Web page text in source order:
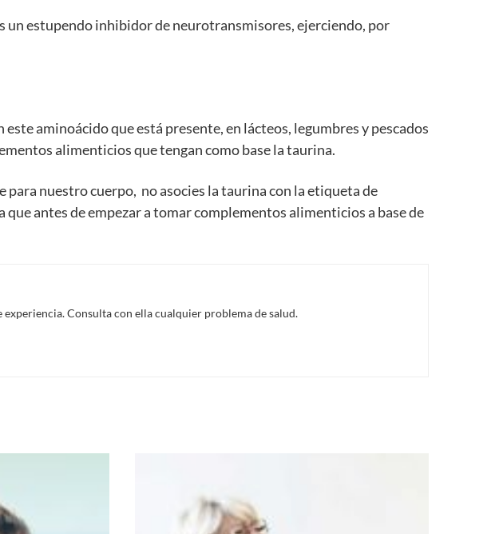
estupendo inhibidor de neurotransmisores, ejerciendo, por
aminoácido que está presente, en lácteos, legumbres y pescados
alimenticios que tengan como base la taurina.
para nuestro cuerpo, no asocies la taurina con la etiqueta de
antes de empezar a tomar complementos alimenticios a base de
Consulta con ella cualquier problema de salud.